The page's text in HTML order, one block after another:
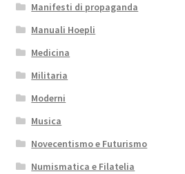
Manifesti di propaganda
Manuali Hoepli
Medicina
Militaria
Moderni
Musica
Novecentismo e Futurismo
Numismatica e Filatelia